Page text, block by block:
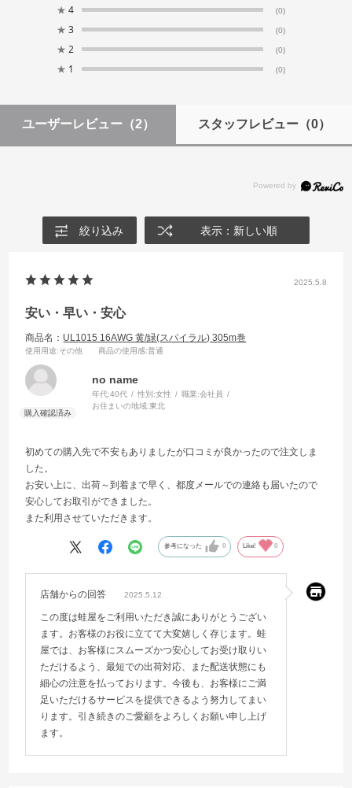
★ 4 (0)
★ 3 (0)
★ 2 (0)
★ 1 (0)
ユーザーレビュー （2） スタッフレビュー（0）
絞り込み 表示：新しい順
2025.5.8
安い・早い・安心
商品名： UL1015 16AWG 黄/緑(スパイラル) 305m巻
使用用途:その他 商品の使用感:普通
no name
年代:40代 性別:女性 職業:会社員
お住まいの地域:東北
初めての購入先で不安もありましたが口コミが良かったので注文しま
した。
お安い上に、出荷～到着まで早く、都度メールでの連絡も届いたので
安心してお取引ができました。
また利用させていただきます。
参考になった 0 Like! 0
店舗からの回答 2025.5.12
この度は蛙屋をご利用いただき誠にありがとうござい
ます。お客様のお役に立てて大変嬉しく存じます。蛙
屋では、お客様にスムーズかつ安心してお受け取りい
ただけるよう、最短での出荷対応、また配送状態にも
細心の注意を払っております。今後も、お客様にご満
足いただけるサービスを提供できるよう努力してまい
ります。引き続きのご愛顧をよろしくお願い申し上げ
ます。